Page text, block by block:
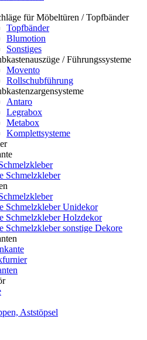
für Möbeltüren / Topfbänder
Topfbänder
Blumotion
Sonstiges
/ Führungssysteme
Movento
Rollschubführung
Antaro
Legrabox
Metabox
Komplettsysteme
Schmelzkleber
Schmelzkleber Unidekor
Schmelzkleber Holzdekor
Schmelzkleber sonstige Dekore
Aststöpsel